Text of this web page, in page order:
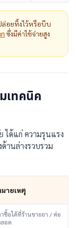
ล่อยทิ้งไว้หรือบีบ
ซึ่งมีค่าใช้จ่ายสูง
เทคนิค
ได้แก่ ความรุนแรง
านล่างรวบรวม
ายเหตุ
ซื้อได้ที่ร้านขายยา / ต่อ
อด